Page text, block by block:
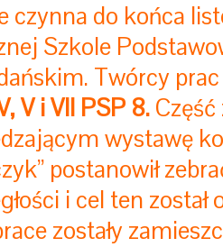
czynna do końca
Szkole
Twórcy
V i VII PSP 8. Część
wystawę
postanowił
i cel ten został
zostały